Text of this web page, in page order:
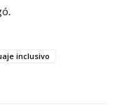
inclusivo